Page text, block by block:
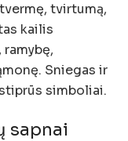
tvirtumą,
kailis
Sniegas ir
simboliai.
sapnai